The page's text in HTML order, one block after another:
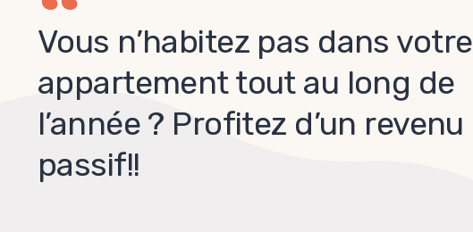
Vous n’habitez pas dans votre
appartement tout au long de
l’année ? Profitez d’un revenu
passif!!